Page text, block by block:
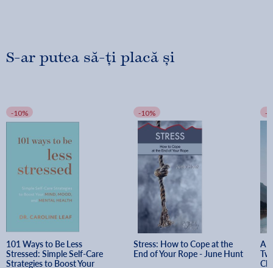
S-ar putea să-ți placă și
-10%
101 Ways to Be Less
Stressed: Simple Self-Care
Strategies to Boost Your
-10%
Stress: How to Cope at the
End of Your Rope - June Hunt
-
A